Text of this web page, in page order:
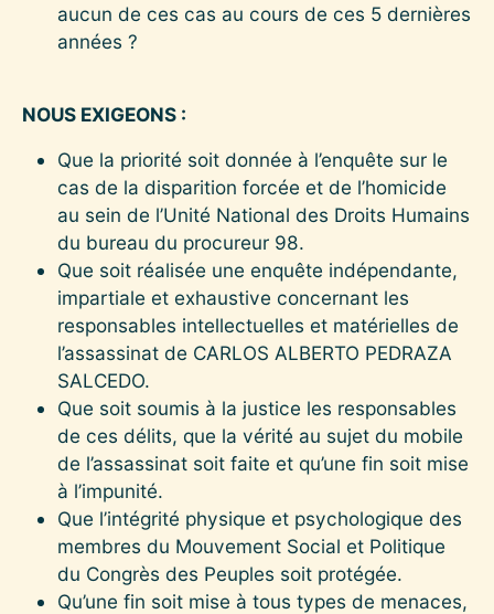
aucun de ces cas au cours de ces 5 dernières
années ?
NOUS EXIGEONS :
Que la priorité soit donnée à l’enquête sur le
cas de la disparition forcée et de l’homicide
au sein de l’Unité National des Droits Humains
du bureau du procureur 98.
Que soit réalisée une enquête indépendante,
impartiale et exhaustive concernant les
responsables intellectuelles et matérielles de
l’assassinat de CARLOS ALBERTO PEDRAZA
SALCEDO.
Que soit soumis à la justice les responsables
de ces délits, que la vérité au sujet du mobile
de l’assassinat soit faite et qu’une fin soit mise
à l’impunité.
Que l’intégrité physique et psychologique des
membres du Mouvement Social et Politique
du Congrès des Peuples soit protégée.
Qu’une fin soit mise à tous types de menaces,